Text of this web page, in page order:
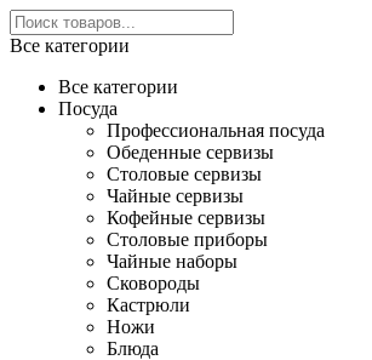
Все категории
Все категории
Посуда
Профессиональная посуда
Обеденные сервизы
Столовые сервизы
Чайные сервизы
Кофейные сервизы
Столовые приборы
Чайные наборы
Сковороды
Кастрюли
Ножи
Блюда